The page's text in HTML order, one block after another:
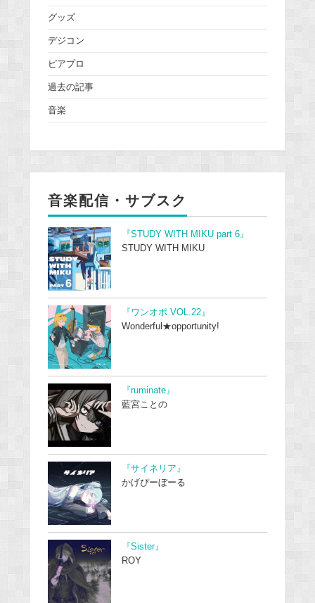
グッズ
デジコン
ピアプロ
過去の記事
音楽
音楽配信・サブスク
『STUDY WITH MIKU part 6』
STUDY WITH MIKU
『ワンオポ VOL.22』
Wonderful★opportunity!
『ruminate』
藍宮ことの
『サイネリア』
かげぴーぼーる
『Sister』
ROY